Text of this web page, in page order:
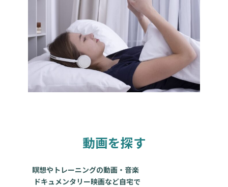
動画を探す
瞑想やトレーニングの動画・音楽
ドキュメンタリー映画など自宅で